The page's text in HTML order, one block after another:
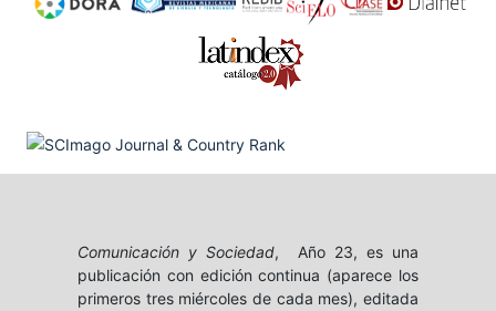
Comunicación y Sociedad, Año 23, es una
publicación con edición continua (aparece los
primeros tres miércoles de cada mes), editada